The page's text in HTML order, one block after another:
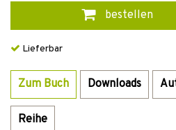
bestellen
Lieferbar
Zum Buch Downloads
Reihe